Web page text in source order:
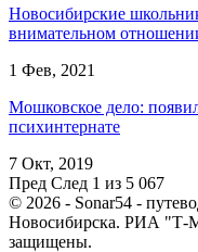
Новосибирские
внимательном
1 Фев, 2021
Мошковское дело:
психинтернате
7 Окт, 2019
Пред След 1 из 5 067
© 2026 - Sonar54 -
Новосибирска. РИА
защищены.